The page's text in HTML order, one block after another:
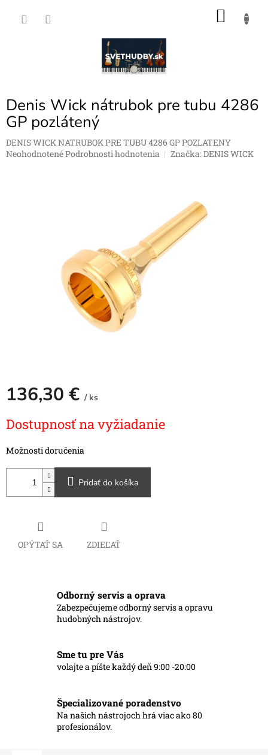
Denis Wick nátrubok pre tubu 4286
GP pozlátený
DENIS WICK NATRUBOK PRE TUBU 4286 GP POZLATENY
Priemerné
NeohodnotenéPodrobnosti hodnotenia Značka:DENIS WICK
136,30 € / ks
cena:
Dostupnosť na vyžiadanie
Možnosti doručenia
Pridať do košíka
OPÝTAŤ SA ZDIEĽAŤ
Odborný servis a oprava
Zabezpečujeme odborný servis a opravu
hudobných nástrojov.
Sme tu pre Vás
volajte a píšte každý deň 9:00 -20:00
Špecializované poradenstvo
Na našich nástrojoch hrá viac ako 80
profesionálov.